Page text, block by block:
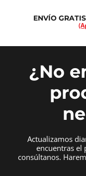
ENVÍO
¿No
Actualizamos
encuentras el
consúltanos.